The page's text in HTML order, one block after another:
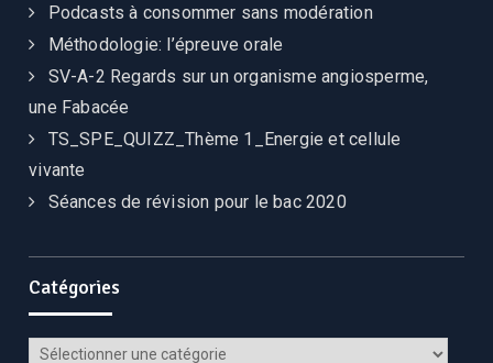
Podcasts à consommer sans modération
Méthodologie: l’épreuve orale
SV-A-2 Regards sur un organisme angiosperme,
une Fabacée
TS_SPE_QUIZZ_Thème 1_Energie et cellule
vivante
Séances de révision pour le bac 2020
Catégories
Catégories